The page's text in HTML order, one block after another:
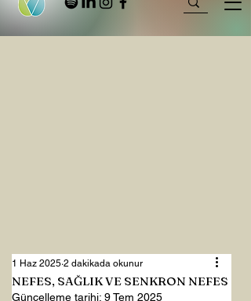
NEFES, SAĞLIK VE SENKRON NEFES
1 Haz 2025 2 dakikada okunur
Güncelleme tarihi: 9 Tem 2025